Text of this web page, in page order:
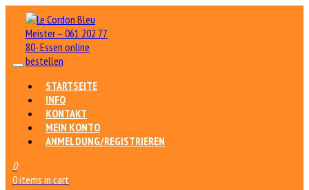
STARTSEITE
INFO
KONTAKT
MEIN KONTO
ANMELDUNG/REGISTRIEREN
0
0 items in cart